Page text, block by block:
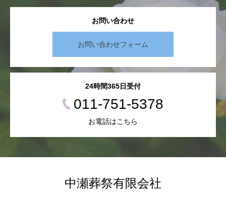
お問い合わせ
お問い合わせフォーム
24時間365日受付
011-751-5378
お電話はこちら
中瀬葬祭有限会社